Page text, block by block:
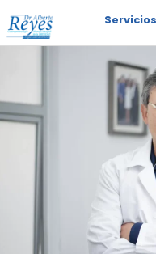
Servicios